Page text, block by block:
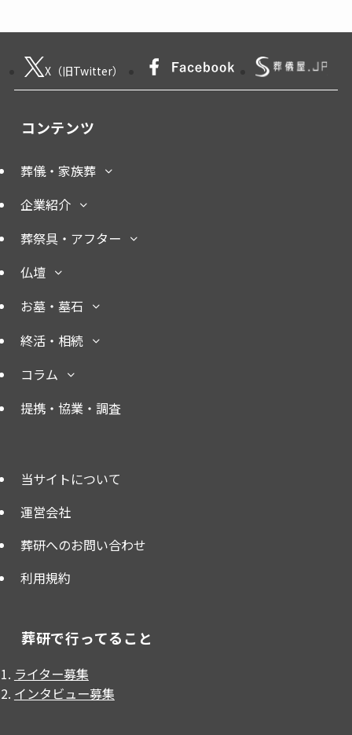
X（旧Twitter）
コンテンツ
葬儀・家族葬
企業紹介
葬祭具・アフター
仏壇
お墓・墓石
終活・相続
コラム
提携・協業・調査
当サイトについて
運営会社
葬研へのお問い合わせ
利用規約
葬研で行ってること
ライター募集
インタビュー募集